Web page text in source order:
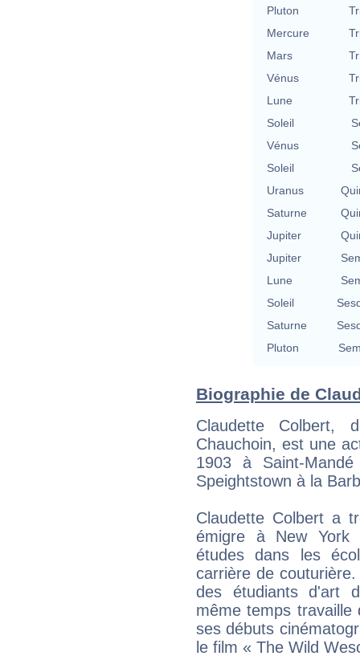
Pluton
Mercure
Mars
Vénus
Lune
Soleil
Vénus
Soleil
Uranus
Saturne
Jupiter
Jupiter
Lune
Soleil
Saturne
Pluton
Biographie de
Claudette Colbert,
Chauchoin, est une
1903 à Saint-
Speightstown à la
Claudette Colbert a
émigre à New York
études dans les
carrière de
des étudiants d'art
même temps
ses débuts
le film « The Wild